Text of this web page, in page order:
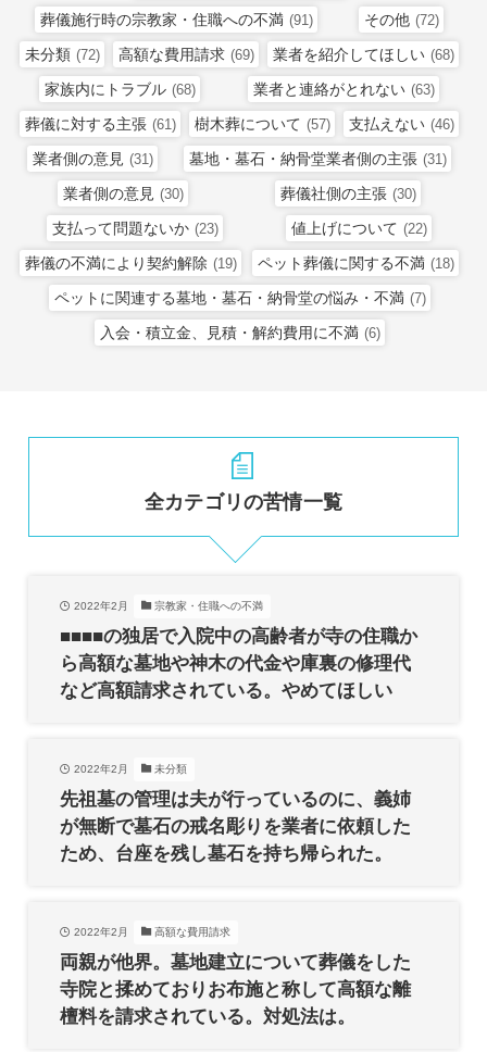
葬儀施行時の宗教家・住職への不満 (91) その他 (72)
未分類 (72) 高額な費用請求 (69) 業者を紹介してほしい (68)
家族内にトラブル (68) 業者と連絡がとれない (63)
葬儀に対する主張 (61) 樹木葬について (57) 支払えない (46)
業者側の意見 (31) 墓地・墓石・納骨堂業者側の主張 (31)
業者側の意見 (30) 葬儀社側の主張 (30)
支払って問題ないか (23) 値上げについて (22)
葬儀の不満により契約解除 (19) ペット葬儀に関する不満 (18)
ペットに関連する墓地・墓石・納骨堂の悩み・不満 (7)
入会・積立金、見積・解約費用に不満 (6)
全カテゴリの苦情一覧
2022年2月 宗教家・住職への不満
■■■■の独居で入院中の高齢者が寺の住職か
ら高額な墓地や神木の代金や庫裏の修理代
など高額請求されている。やめてほしい
2022年2月 未分類
先祖墓の管理は夫が行っているのに、義姉
が無断で墓石の戒名彫りを業者に依頼した
ため、台座を残し墓石を持ち帰られた。
2022年2月 高額な費用請求
両親が他界。墓地建立について葬儀をした
寺院と揉めておりお布施と称して高額な離
檀料を請求されている。対処法は。